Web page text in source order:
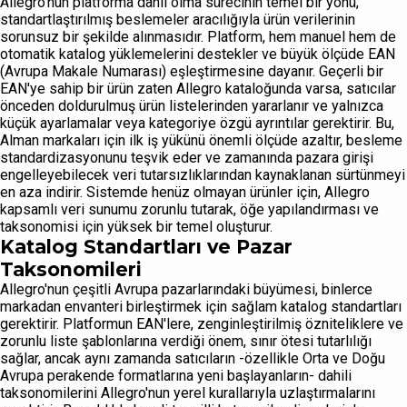
standartlaştırılmış beslemeler aracılığıyla ürün verilerinin
sorunsuz bir şekilde alınmasıdır. Platform, hem manuel hem de
otomatik katalog yüklemelerini destekler ve büyük ölçüde EAN
(Avrupa Makale Numarası) eşleştirmesine dayanır. Geçerli bir
EAN'ye sahip bir ürün zaten Allegro kataloğunda varsa, satıcılar
önceden doldurulmuş ürün listelerinden yararlanır ve yalnızca
küçük ayarlamalar veya kategoriye özgü ayrıntılar gerektirir. Bu,
Alman markaları için ilk iş yükünü önemli ölçüde azaltır, besleme
standardizasyonunu teşvik eder ve zamanında pazara girişi
engelleyebilecek veri tutarsızlıklarından kaynaklanan sürtünmeyi
en aza indirir. Sistemde henüz olmayan ürünler için, Allegro
kapsamlı veri sunumu zorunlu tutarak, öğe yapılandırması ve
taksonomisi için yüksek bir temel oluşturur.
Katalog Standartları ve Pazar
Taksonomileri
Allegro'nun çeşitli Avrupa pazarlarındaki büyümesi, binlerce
markadan envanteri birleştirmek için sağlam katalog standartları
gerektirir. Platformun EAN'lere, zenginleştirilmiş özniteliklere ve
zorunlu liste şablonlarına verdiği önem, sınır ötesi tutarlılığı
sağlar, ancak aynı zamanda satıcıların -özellikle Orta ve Doğu
Avrupa perakende formatlarına yeni başlayanların- dahili
taksonomilerini Allegro'nun yerel kurallarıyla uzlaştırmalarını